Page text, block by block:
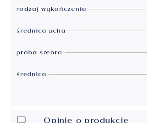
rodzaj wykończenia
średnica ucha
próba srebra
średnica